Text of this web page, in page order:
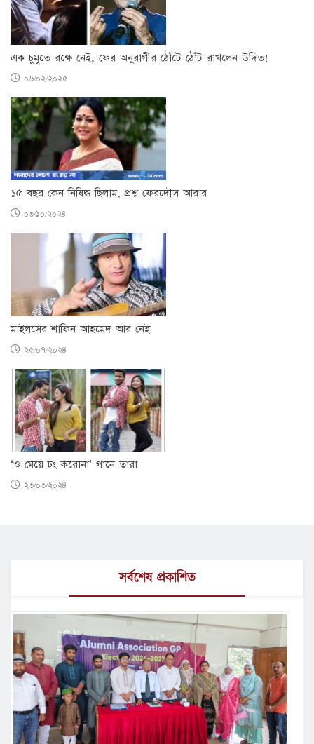
এক চুমুতে রক্ষে নেই, ফের অনুরাগীর ঠোঁটে ঠোঁট রাখলেন উদিত!
০৬/০২/২০২৫
১৫ বছর কেন নিষিদ্ধ ছিলাম, প্রশ্ন ফেরদৌস আরার
০৩/১০/২০২৪
মাইলসের শাফিন আহমেদ আর নেই
২৫/০৭/২০২৪
‘ও মেয়ে ঢং করোনা’ গানে তারা
২৩/০৩/২০২৪
সর্বশেষ প্রকাশিত